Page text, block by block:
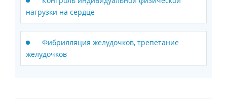
нагрузки на сердце
Фибрилляция желудочков, трепетание
желудочков